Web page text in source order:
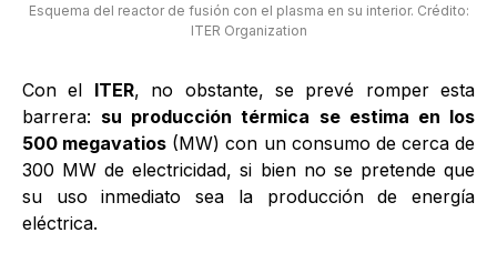
Esquema del reactor de fusión con el plasma en su interior. Crédito:
ITER Organization
Con el ITER, no obstante, se prevé romper esta
barrera: su producción térmica se estima en los
500 megavatios (MW) con un consumo de cerca de
300 MW de electricidad, si bien no se pretende que
su uso inmediato sea la producción de energía
eléctrica.